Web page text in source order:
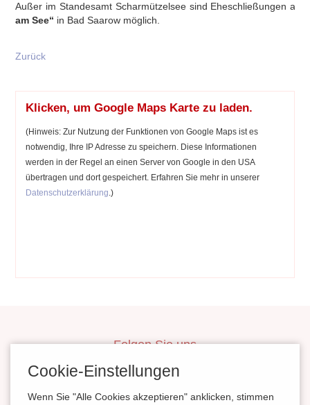
Außer im Standesamt Scharmützelsee sind Eheschließungen
am See“ in Bad Saarow möglich.
Zurück
Klicken, um Google Maps Karte zu laden.
(Hinweis: Zur Nutzung der Funktionen von Google Maps ist es
notwendig, Ihre IP Adresse zu speichern. Diese Informationen
werden in der Regel an einen Server von Google in den USA
übertragen und dort gespeichert. Erfahren Sie mehr in unserer
Datenschutzerklärung .)
Folgen Sie uns
inBerlinHeiraten
Cookie-Einstellungen
Wenn Sie "Alle Cookies akzeptieren" anklicken, stimmen